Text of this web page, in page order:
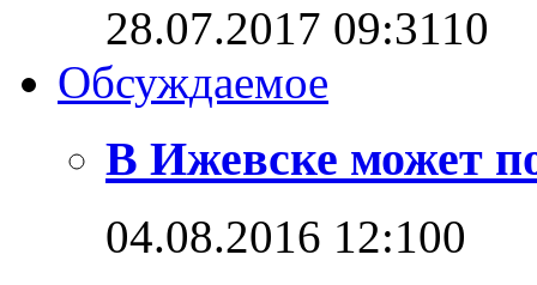
28.07.2017 09:3110
Обсуждаемое
В Ижевске может
04.08.2016 12:100